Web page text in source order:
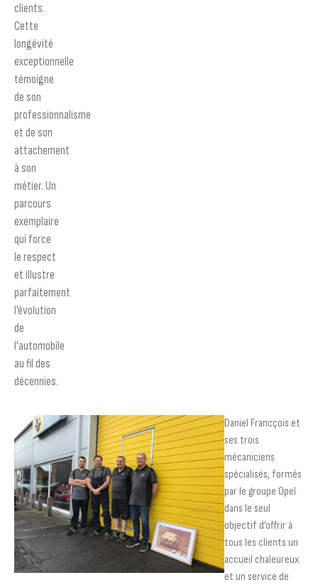
clients.
Cette
longévité
exceptionnelle
témoigne
de son
professionnalisme
et de son
attachement
à son
métier. Un
parcours
exemplaire
qui force
le respect
et illustre
parfaitement
l’évolution
de
l’automobile
au fil des
décennies.
Daniel Francçois et
ses trois
mécaniciens
spécialisés, formés
par le groupe Opel
dans le seul
objectif d’offrir à
tous les clients un
accueil chaleureux
et un service de